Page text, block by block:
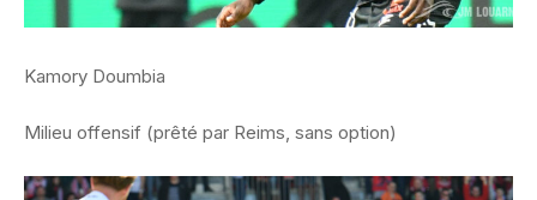
Kamory Doumbia
Milieu offensif (prêté par Reims, sans option)